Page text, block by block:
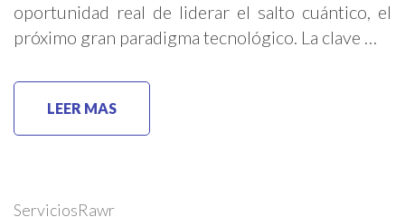
oportunidad real de liderar el salto cuántico, el
próximo gran paradigma tecnológico. La clave …
LEER MAS
ServiciosRawr